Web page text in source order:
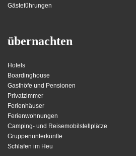
Gästeführungen
übernachten
Hotels
Boardinghouse
Gasthöfe und Pensionen
Privatzimmer
Ferienhäuser
Ferienwohnungen
Camping- und Reisemobilstellplätze
Gruppenunterkünfte
Schlafen im Heu